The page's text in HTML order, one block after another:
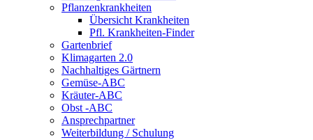
Pflanzenkrankheiten
Übersicht Krankheiten
Pfl. Krankheiten-Finder
Gartenbrief
Klimagarten 2.0
Nachhaltiges Gärtnern
Gemüse-ABC
Kräuter-ABC
Obst -ABC
Ansprechpartner
Weiterbildung / Schulung